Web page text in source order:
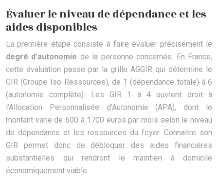
Évaluer le niveau de dépendance et les
aides disponibles
La première étape consiste à faire évaluer précisément le
degré d’autonomie de la personne concernée. En France,
cette évaluation passe par la grille AGGIR qui détermine le
GIR (Groupe Iso-Ressources), de 1 (dépendance totale) à 6
(autonomie complète). Les GIR 1 à 4 ouvrent droit à
l’Allocation Personnalisée d’Autonomie (APA), dont le
montant varie de 600 à 1700 euros par mois selon le niveau
de dépendance et les ressources du foyer. Connaître son
GIR permet donc de débloquer des aides financières
substantielles qui rendront le maintien à domicile
économiquement viable.